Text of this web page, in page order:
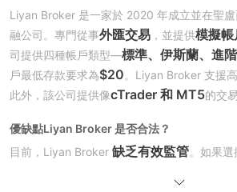
Liyan Broker 是一家於 2020 年成立並在聖
融公司。專門從事外匯交易 ，並提供模擬帳
司提供四種帳戶類型—標準、伊斯蘭、進
戶最低存款要求為$20。Liyan Broker 支援
此外，該公司提供像cTrader 和 MT5的交
優缺點Liyan Broker 是否合法？
目前，Liyan Broker 缺乏有效監管。如果